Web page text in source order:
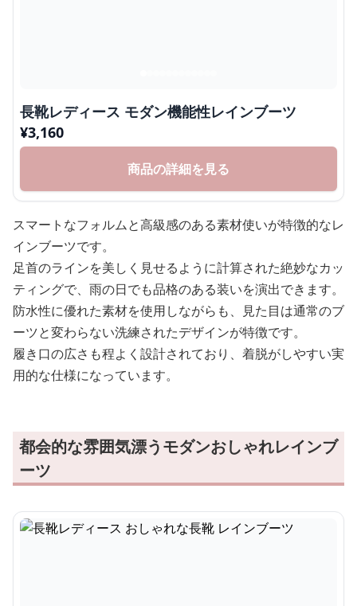
長靴レディース モダン機能性レインブーツ
¥3,160
商品の詳細を見る
スマートなフォルムと高級感のある素材使いが特徴的なレ
インブーツです。
足首のラインを美しく見せるように計算された絶妙なカッ
ティングで、雨の日でも品格のある装いを演出できます。
防水性に優れた素材を使用しながらも、見た目は通常のブ
ーツと変わらない洗練されたデザインが特徴です。
履き口の広さも程よく設計されており、着脱がしやすい実
用的な仕様になっています。
都会的な雰囲気漂うモダンおしゃれレインブ
ーツ